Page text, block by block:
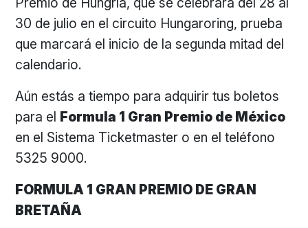
30 de julio en el circuito Hungaroring, prueba
que marcará el inicio de la segunda mitad del
calendario.
Aún estás a tiempo para adquirir tus boletos
para el Formula 1 Gran Premio de México
en el Sistema Ticketmaster o en el teléfono
5325 9000.
FORMULA 1 GRAN PREMIO DE GRAN
BRETAÑA